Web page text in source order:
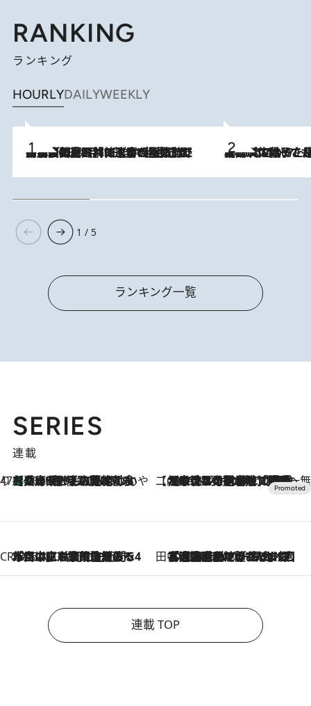
RANKING
ランキング
HOURLYDAILYWEEKLY
2026.8.8
「最後に見られてよかった」上野動物園の東園パンダ舎が解体前に特別公開。8月16日まで延長されたパネル展と共に辿る“半世紀”のパンダ飼育《解体工事の図面あり》 2026.8.5
【阿川佐和子さんの年とる力】なぜ70代で始めた趣味は“こんなに楽しい”のか？ ピアノ、俳句…スランプに陥っても続けられる“ある秘訣”とは
1 / 5
ランキング一覧
SERIES
連載
47都道府県の手みやげ ひんやりスイーツで夏を満喫
2026.8.8
【兵庫県】この夏絶対食べたい 冷やしておいしいおやつ3選 淡路島の恵みをジェラートに集約 【CREA×星野リゾート】唯一無二。癒しと発見が待つ場所へ
2026.8.7
【トンボの足水浴】ヒノキの香りに包まれて涼感マックス！約13℃の湧水かけ流しを避暑地「星野温泉 トンボの湯」で体験
CREA'S CHOICE
2026.8.7
「立川にも歌舞伎があるんだよ」 片岡仁左衛門・市川中車ら豪華座組みで4年目の立川立飛歌舞伎へ 田中稲の勝手に再ブーム
2026.8.7
「湘南乃風に憧れて」観客大盛上がりの“タオル回し”に、ラッパー顔負けの高速歌唱まで…さだまさし（74）のアグレッシブすぎる現在地
連載 TOP